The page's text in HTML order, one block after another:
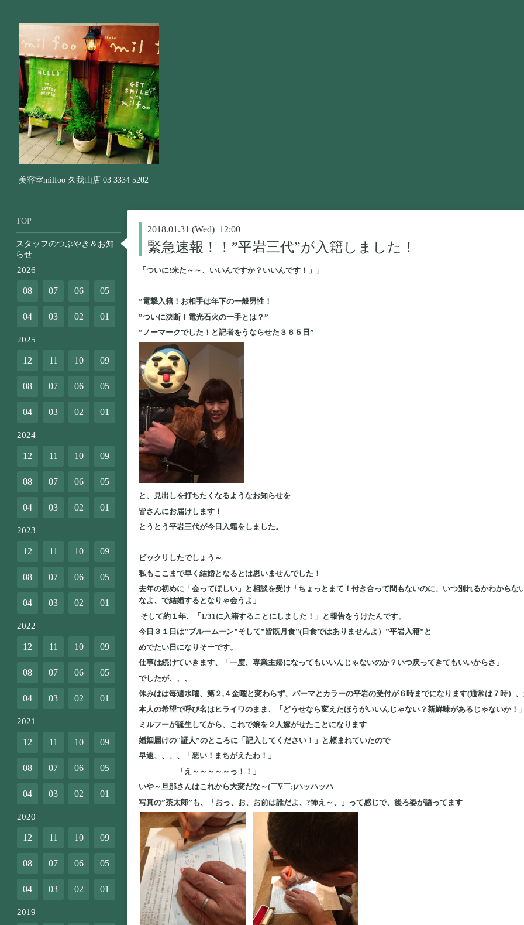
美容室milfoo 久我山店 03 3334 5202
2018.01.31 (Wed) 12:00
緊急速報！！”平岩三代”が入籍しました！
「ついに!来た～～、いいんですか？いいんです！」」
”電撃入籍！お相手は年下の一般男性！
”ついに決断！電光石火の一手とは？”
”ノーマークでした！と記者をうならせた３６５日”
と、見出しを打ちたくなるようなお知らせを
皆さんにお届けします！
とうとう平岩三代が今日入籍をしました。
ビックリしたでしょう～
私もここまで早く結婚となるとは思いませんでした！
去年の初めに「会ってほしい」と相談を受け「ちょっとまて！付き合って間もないのに、いつ別れるかわから
なよ、で結婚するとなりゃ会うよ」
そして約１年、「1/31に入籍することにしました！」と報告をうけたんです。
今日３１日は”ブルームーン”そして”皆既月食”(日食ではありませんよ）”平岩入籍”と
めでたい日になりそーです。
仕事は続けていきます、「一度、専業主婦になってもいいんじゃないのか？いつ戻ってきてもいいからさ」
でしたが、、、
休みはは毎週水曜、第２,４金曜と変わらず、パーマとカラーの平岩の受付が６時までになります(通常は７時）
本人の希望で呼び名はヒライワのまま、「どうせなら変えたほうがいいんじゃない？新鮮味があるじゃないか！
ミルフーが誕生してから、これで娘を２人嫁がせたことになります
婚姻届けの"証人”のところに「記入してください！」と頼まれていたので
早速、、、、「悪い！まちがえたわ！」
「え～～～～～っ！！」
いや～旦那さんはこれから大変だな～(￣∇￣;)ハッハッハ
写真の”茶太郎”も、「おっ、お、お前は誰だよ、?怖え～、」って感じで、後ろ姿が語ってます
TOP
スタッフのつぶやき＆お知
らせ
2026
08 07 06 05
04 03 02 01
2025
12 11 10 09
08 07 06 05
04 03 02 01
2024
12 11 10 09
08 07 06 05
04 03 02 01
2023
12 11 10 09
08 07 06 05
04 03 02 01
2022
12 11 10 09
08 07 06 05
04 03 02 01
2021
12 11 10 09
08 07 06 05
04 03 02 01
2020
12 11 10 09
08 07 06 05
04 03 02 01
2019